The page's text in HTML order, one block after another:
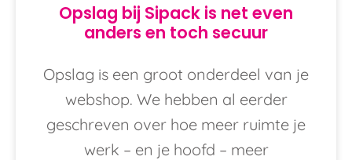
Opslag bij Sipack is net even
anders en toch secuur
Opslag is een groot onderdeel van je
webshop. We hebben al eerder
geschreven over hoe meer ruimte je
werk – en je hoofd – meer